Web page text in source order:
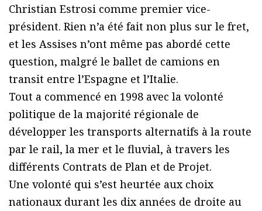
Christian Estrosi comme premier vice-
président. Rien n’a été fait non plus sur le fret,
et les Assises n’ont même pas abordé cette
question, malgré le ballet de camions en
transit entre l’Espagne et l’Italie.
Tout a commencé en 1998 avec la volonté
politique de la majorité régionale de
développer les transports alternatifs à la route
par le rail, la mer et le fluvial, à travers les
différents Contrats de Plan et de Projet.
Une volonté qui s’est heurtée aux choix
nationaux durant les dix années de droite au